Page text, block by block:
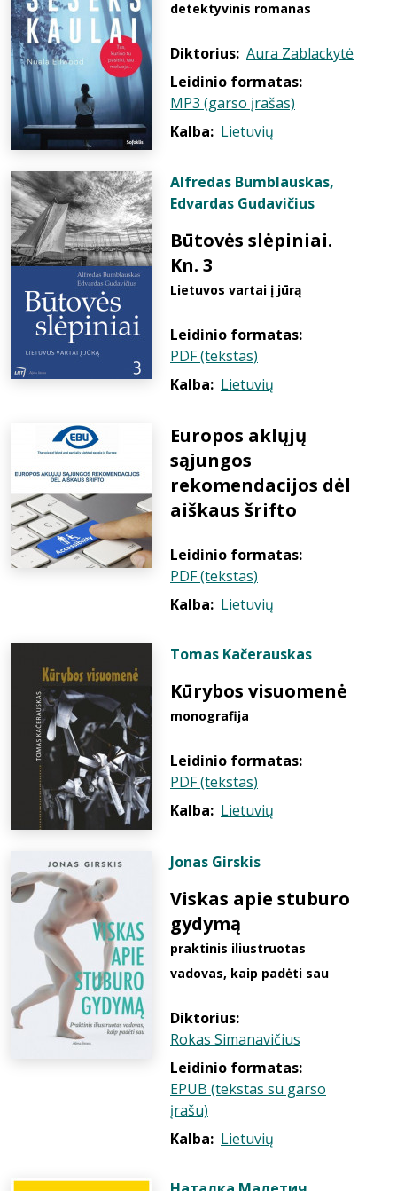
detektyvinis romanas
Diktorius: Aura Zablackytė
Leidinio formatas:
MP3 (garso įrašas)
Kalba: Lietuvių
Alfredas Bumblauskas,
Edvardas Gudavičius
Būtovės slėpiniai.
Kn. 3
Lietuvos vartai į jūrą
Leidinio formatas:
PDF (tekstas)
Kalba: Lietuvių
Europos aklųjų
sąjungos
rekomendacijos dėl
aiškaus šrifto
Leidinio formatas:
PDF (tekstas)
Kalba: Lietuvių
Tomas Kačerauskas
Kūrybos visuomenė
monografija
Leidinio formatas:
PDF (tekstas)
Kalba: Lietuvių
Jonas Girskis
Viskas apie stuburo
gydymą
praktinis iliustruotas
vadovas, kaip padėti sau
Diktorius:
Rokas Simanavičius
Leidinio formatas:
EPUB (tekstas su garso
įrašu)
Kalba: Lietuvių